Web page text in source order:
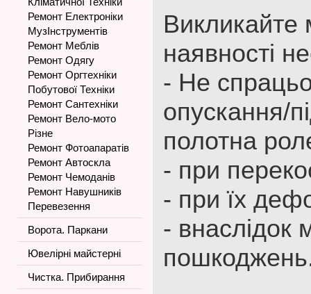
Ремонт Електроніки
МузІнструментів
Ремонт Меблів
Ремонт Одягу
Ремонт Оргтехніки
Побутової Техніки
Ремонт Сантехніки
Ремонт Вело-мото
Різне
Ремонт Фотоапаратів
Ремонт Автоскла
Ремонт Чемоданів
Ремонт Навушників
Перевезення
Ворота. Паркани
Ювелірні майстерні
Чистка. Прибирання
Викликайте
наявності
- Не
опускання/
полотна
- при
- при їх
- внаслідок